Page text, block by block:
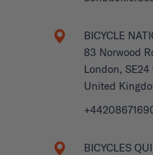
BICYCLE
83 Norwood
London, SE24
United
BICYCLES